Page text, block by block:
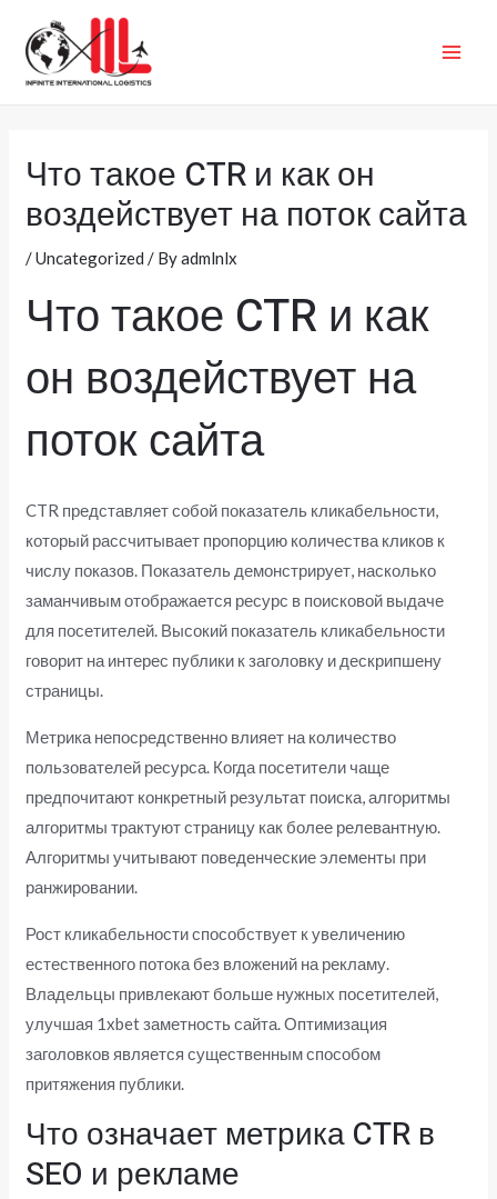
content
Что такое CTR и как он
воздействует на поток сайта
/Uncategorized / Byadmlnlx
Что такое CTR и как
он воздействует на
поток сайта
CTR представляет собой показатель кликабельности,
который рассчитывает пропорцию количества кликов к
числу показов. Показатель демонстрирует, насколько
заманчивым отображается ресурс в поисковой выдаче
для посетителей. Высокий показатель кликабельности
говорит на интерес публики к заголовку и дескрипшену
страницы.
Метрика непосредственно влияет на количество
пользователей ресурса. Когда посетители чаще
предпочитают конкретный результат поиска, алгоритмы
алгоритмы трактуют страницу как более релевантную.
Алгоритмы учитывают поведенческие элементы при
ранжировании.
Рост кликабельности способствует к увеличению
естественного потока без вложений на рекламу.
Владельцы привлекают больше нужных посетителей,
улучшая 1xbet заметность сайта. Оптимизация
заголовков является существенным способом
притяжения публики.
Что означает метрика CTR в
SEO и рекламе